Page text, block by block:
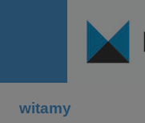
witamy